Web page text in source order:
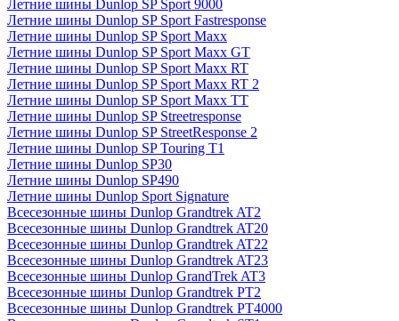
Летние шины Dunlop SP Sport 9000
Летние шины Dunlop SP Sport Fastresponse
Летние шины Dunlop SP Sport Maxx
Летние шины Dunlop SP Sport Maxx GT
Летние шины Dunlop SP Sport Maxx RT
Летние шины Dunlop SP Sport Maxx RT 2
Летние шины Dunlop SP Sport Maxx TT
Летние шины Dunlop SP Streetresponse
Летние шины Dunlop SP StreetResponse 2
Летние шины Dunlop SP Touring T1
Летние шины Dunlop SP30
Летние шины Dunlop SP490
Летние шины Dunlop Sport Signature
Всесезонные шины Dunlop Grandtrek AT2
Всесезонные шины Dunlop Grandtrek AT20
Всесезонные шины Dunlop Grandtrek AT22
Всесезонные шины Dunlop Grandtrek AT23
Всесезонные шины Dunlop GrandTrek AT3
Всесезонные шины Dunlop Grandtrek PT2
Всесезонные шины Dunlop Grandtrek PT4000